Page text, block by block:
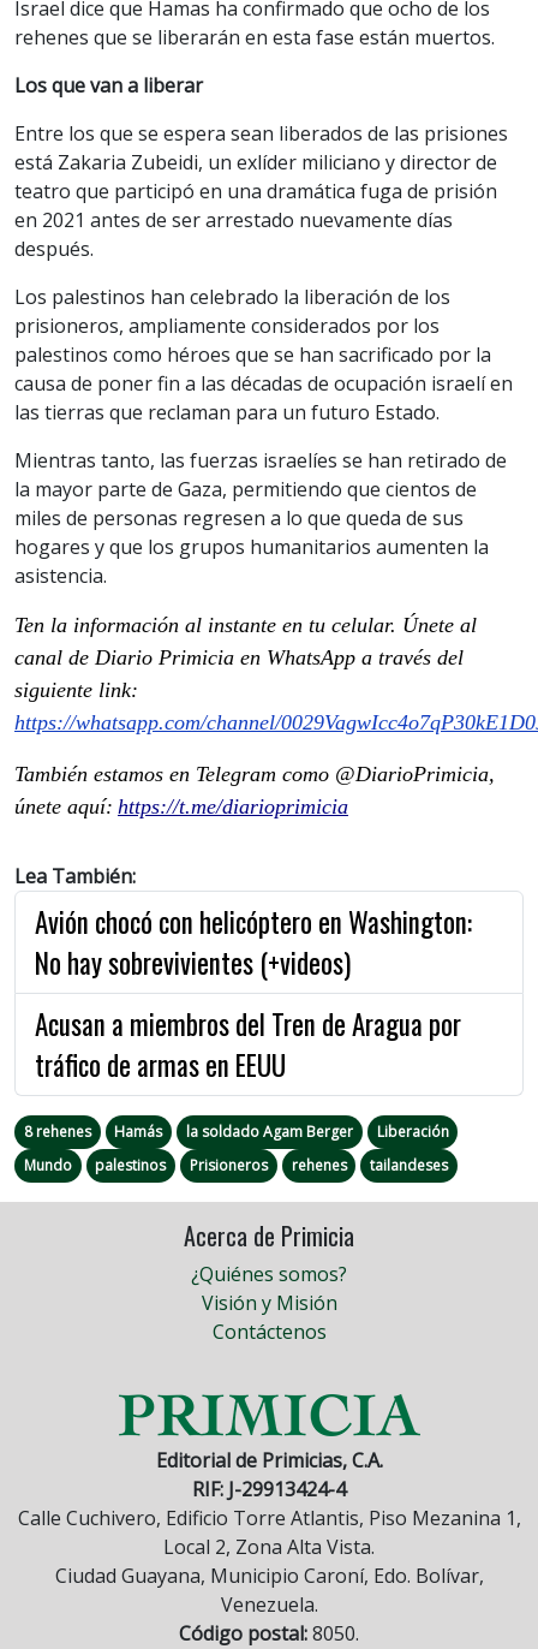
Israel dice que Hamas ha confirmado que ocho de los
rehenes que se liberarán en esta fase están muertos.
Los que van a liberar
Entre los que se espera sean liberados de las prisiones
está Zakaria Zubeidi, un exlíder miliciano y director de
teatro que participó en una dramática fuga de prisión
en 2021 antes de ser arrestado nuevamente días
después.
Los palestinos han celebrado la liberación de los
prisioneros, ampliamente considerados por los
palestinos como héroes que se han sacrificado por la
causa de poner fin a las décadas de ocupación israelí en
las tierras que reclaman para un futuro Estado.
Mientras tanto, las fuerzas israelíes se han retirado de
la mayor parte de Gaza, permitiendo que cientos de
miles de personas regresen a lo que queda de sus
hogares y que los grupos humanitarios aumenten la
asistencia.
Ten la información al instante en tu celular. Únete al
canal de Diario Primicia en WhatsApp a través del
siguiente link:
https://whatsapp.com/channel/
También estamos en Telegram como @DiarioPrimicia,
únete aquí: https://t.me/diarioprimicia
Lea También:
Avión chocó con helicóptero en Washington:
No hay sobrevivientes (+videos)
Acusan a miembros del Tren de Aragua por
tráfico de armas en EEUU
8 rehenes Hamás la soldado Agam Berger
Liberación
Mundo
palestinos Prisioneros rehenes tailandeses
Acerca de Primicia
¿Quiénes somos?
Visión y Misión
Contáctenos
Editorial de Primicias, C.A.
RIF: J-29913424-4
Calle Cuchivero, Edificio Torre Atlantis, Piso Mezanina 1,
Local 2, Zona Alta Vista.
Ciudad Guayana, Municipio Caroní, Edo. Bolívar,
Venezuela.
Código postal:8050.